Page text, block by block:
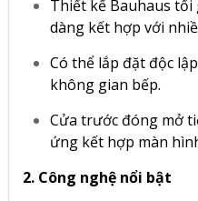
Thiết kế Bauhaus tối
dàng kết hợp với
Có thể lắp đặt độc
không gian bếp.
Cửa trước đóng mở
ứng kết hợp màn
2. Công nghệ nổi bật